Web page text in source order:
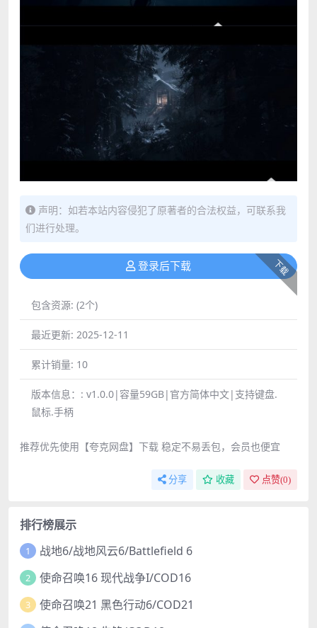
声明：如若本站内容侵犯了原著者的合法权益，可联系我
们进行处理。
下载
登录后下载
包含资源: (2个)
最近更新: 2025-12-11
累计销量: 10
版本信息：: v1.0.0|容量59GB|官方简体中文|支持键盘.
鼠标.手柄
推荐优先使用【夸克网盘】下载 稳定不易丢包，会员也便宜
分享 收藏 点赞(0)
排行榜展示
1 战地6/战地风云6/Battlefield 6
2 使命召唤16 现代战争I/COD16
3 使命召唤21 黑色行动6/COD21